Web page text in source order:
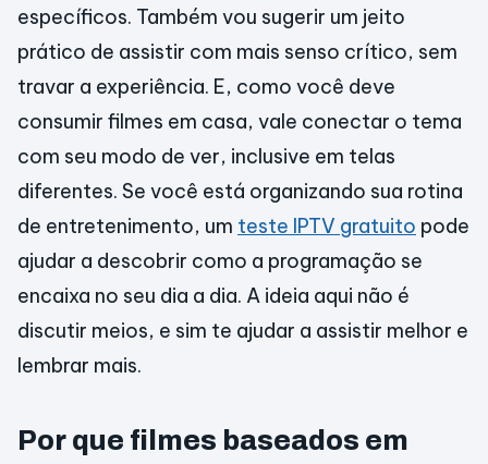
específicos. Também vou sugerir um jeito
prático de assistir com mais senso crítico, sem
travar a experiência. E, como você deve
consumir filmes em casa, vale conectar o tema
com seu modo de ver, inclusive em telas
diferentes. Se você está organizando sua rotina
de entretenimento, um teste IPTV gratuito pode
ajudar a descobrir como a programação se
encaixa no seu dia a dia. A ideia aqui não é
discutir meios, e sim te ajudar a assistir melhor e
lembrar mais.
Por que filmes baseados em